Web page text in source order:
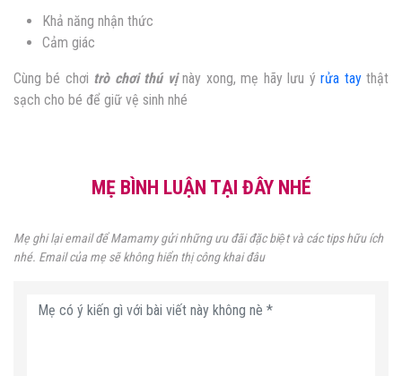
Khả năng nhận thức
Cảm giác
Cùng bé chơi trò chơi thú vịnày xong, mẹ hãy lưu ýrửa taythật
sạch cho bé để giữ vệ sinh nhé
MẸ BÌNH LUẬN TẠI ĐÂY NHÉ
Mẹ ghi lại email để Mamamy gửi những ưu đãi đặc biệt và các tips hữu ích
nhé. Email của mẹ sẽ không hiển thị công khai đâu